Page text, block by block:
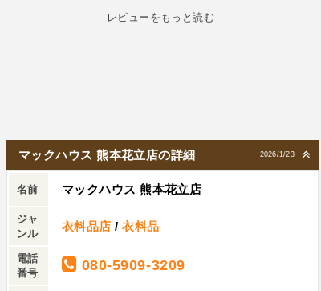
レビューをもっと読む
2026/1/23
マックハウス 熊本花立店の詳細
名前 マックハウス 熊本花立店
ジャ
ンル
衣料品店 /衣料品
電話
番号
080-5909-3209